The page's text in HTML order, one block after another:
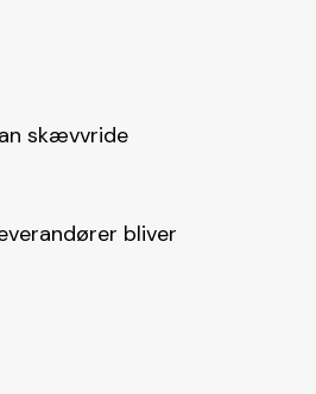
skævvride
bliver